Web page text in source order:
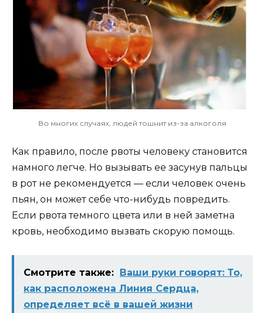
Во многих случаях, людей тошнит из-за алкоголя
Как правило, после рвоты человеку становится
намного легче. Но вызывать ее засунув пальцы
в рот не рекомендуется — если человек очень
пьян, он может себе что-нибудь повредить.
Если рвота темного цвета или в ней заметна
кровь, необходимо вызвать скорую помощь.
Смотрите также: Ваши руки говорят: То,
как расположена Линия Сердца,
определяет всё в вашей жизни